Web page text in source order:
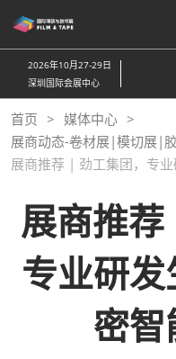
接
跳
至
内
容
2026年10月27-29日
深圳国际会展中心
首页
媒体中心
展商动态-卷材展|模切展|
展商推荐 | 劲工集团，专
展商推荐
专业研
密